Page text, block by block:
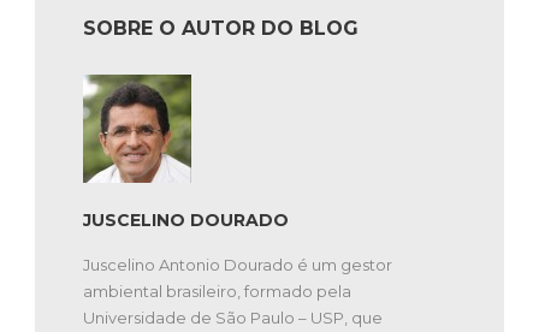
SOBRE O AUTOR DO BLOG
JUSCELINO DOURADO
Juscelino Antonio Dourado é um gestor
ambiental brasileiro, formado pela
Universidade de São Paulo – USP, que